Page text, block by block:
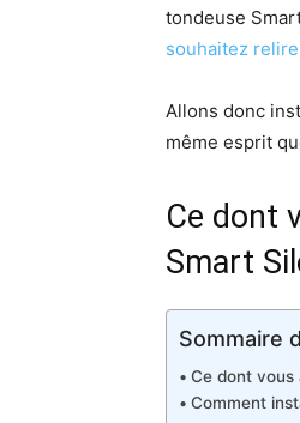
tondeuse
souhaitez
Allons donc
même esprit
Ce dont
Smart
Sommaire
Ce dont vous
Comment